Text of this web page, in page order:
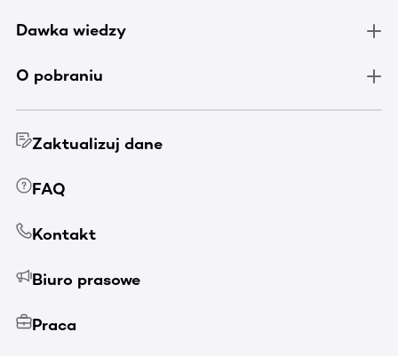
Dawka wiedzy
O pobraniu
Zaktualizuj dane
FAQ
Kontakt
Biuro prasowe
Praca